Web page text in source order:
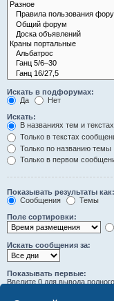
Искать в подфорумах:
Да
Нет
Искать:
В названиях тем и
Только в текстах
Только по названию темы
Только в первом
Показывать результаты как:
Сообщения
Темы
Поле сортировки:
Искать сообщения за:
Показывать первые:
Введите 0 для вывода